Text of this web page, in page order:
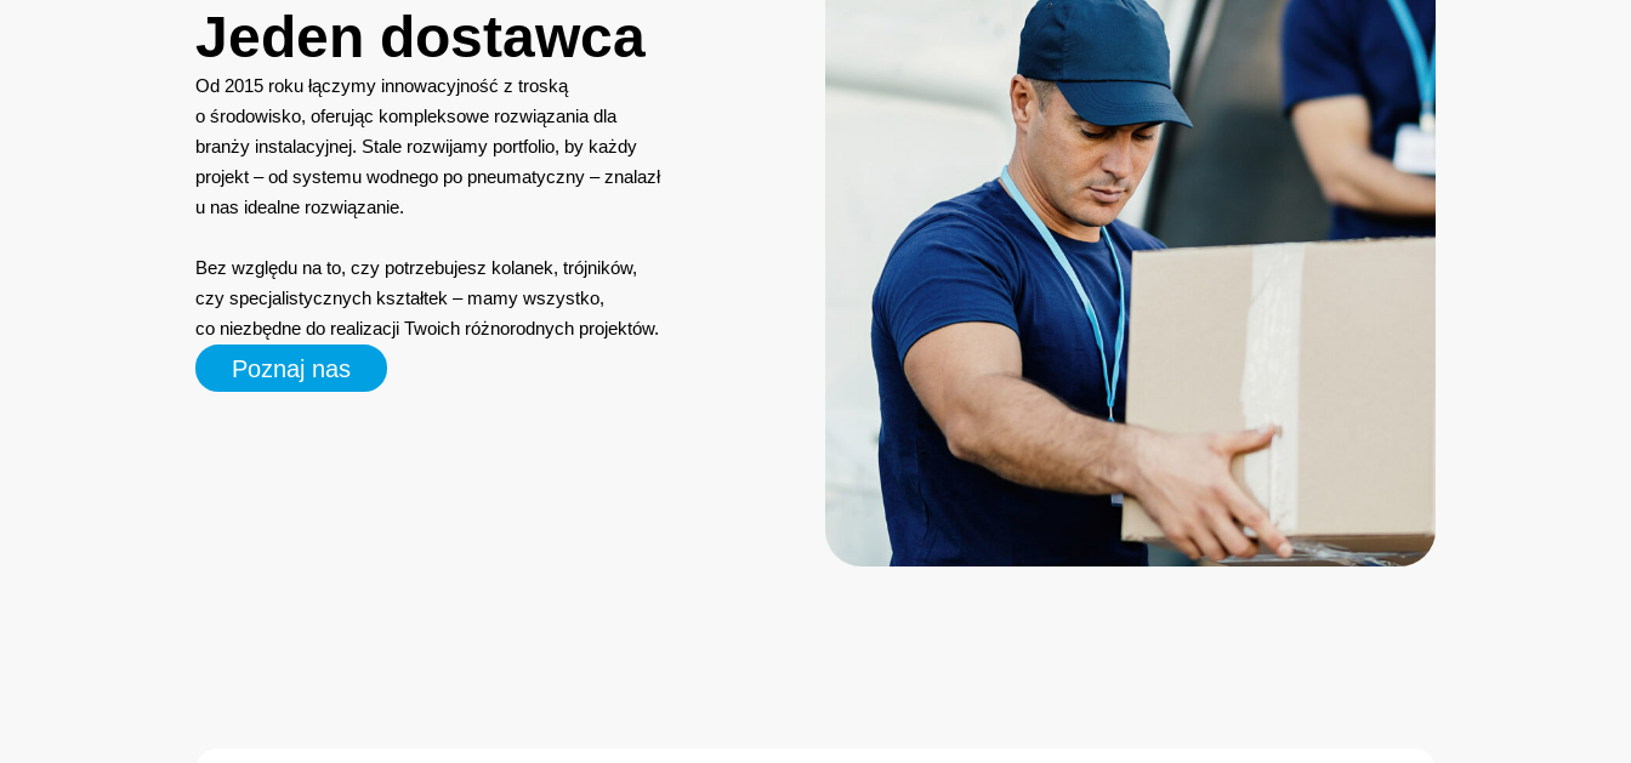
Jeden dostawca
Od 2015 roku łączymy innowacyjność z troską
o środowisko, oferując kompleksowe rozwiązania dla
branży instalacyjnej. Stale rozwijamy portfolio, by każdy
projekt – od systemu wodnego po pneumatyczny – znalazł
u nas idealne rozwiązanie.
Bez względu na to, czy potrzebujesz kolanek, trójników,
czy specjalistycznych kształtek – mamy wszystko,
co niezbędne do realizacji Twoich różnorodnych projektów.
Poznaj nas